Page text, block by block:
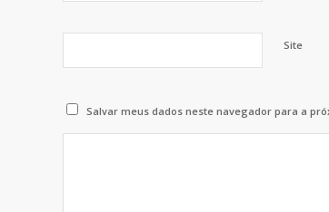
Site
Salvar meus dados neste navegador para a